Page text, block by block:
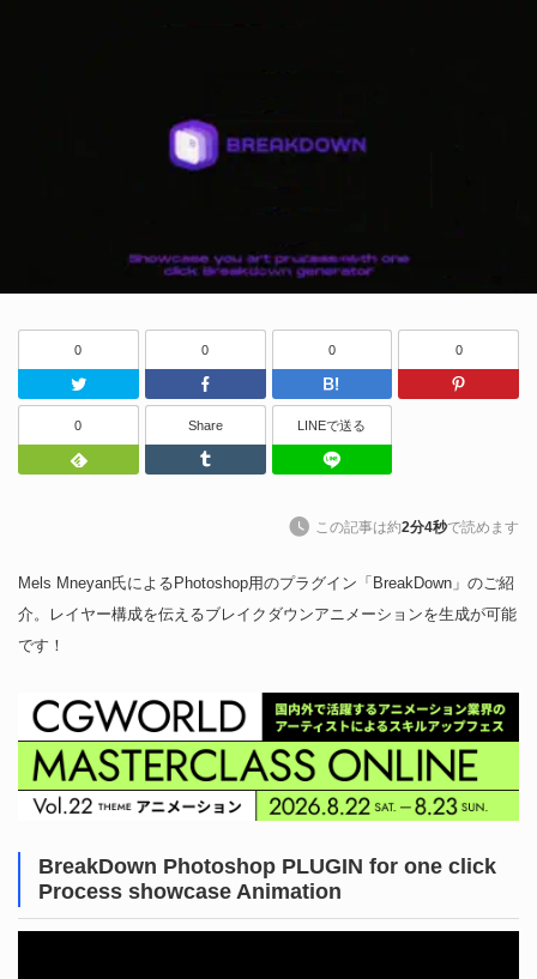
0
Twitter
0
Facebook
0
はてなブッ
0
0
Feedly
Share
Tumblr
LINEで送る
この記事は約2分4秒で読めます
Mels Mneyan氏によるPhotoshop用のプラグイン「BreakDown」のご紹
介。レイヤー構成を伝えるブレイクダウンアニメーションを生成が可能
です！
BreakDown Photoshop PLUGIN for one click
Process showcase Animation